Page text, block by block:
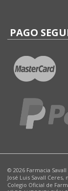
PAGO
© 2026 Farmacia Savall
José Luis Savall
Colegio Oficial de